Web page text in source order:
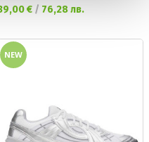
цена:
€ / 76,28 лв.
NEW